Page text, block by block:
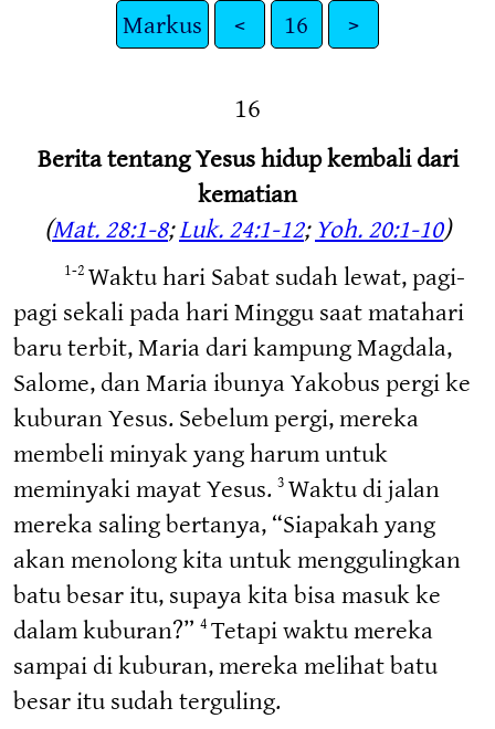
Markus < 16 >
16
Berita tentang Yesus hidup kembali dari
kematian
(Mat. 28:1-8;Luk. 24:1-12;Yoh. 20:1-10)
1-2 Waktu hari Sabat sudah lewat, pagi-
pagi sekali pada hari Minggu saat matahari
baru terbit, Maria dari kampung Magdala,
Salome, dan Maria ibunya Yakobus pergi ke
kuburan Yesus. Sebelum pergi, mereka
membeli minyak yang harum untuk
meminyaki mayat Yesus. 3 Waktu di jalan
mereka saling bertanya, “Siapakah yang
akan menolong kita untuk menggulingkan
batu besar itu, supaya kita bisa masuk ke
dalam kuburan?” 4 Tetapi waktu mereka
sampai di kuburan, mereka melihat batu
besar itu sudah terguling.